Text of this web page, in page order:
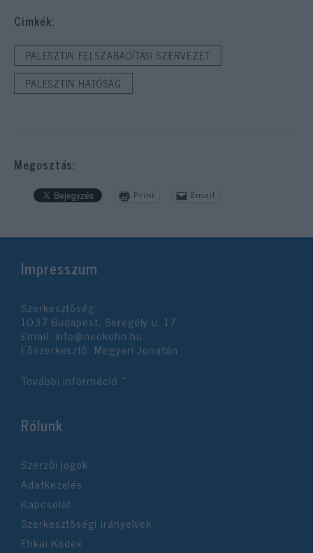
Cimkék:
PALESZTIN FELSZABADÍTÁSI SZERVEZET
PALESZTIN HATÓSÁG
Megosztás:
Print Email
Impresszum
Szerkesztőség:
1037 Budapest, Seregély u. 17.
Email: info@neokohn.hu
Főszerkesztő: Megyeri Jonatán
További információ »
Rólunk
Szerzői jogok
Adatkezelés
Kapcsolat
Szerkesztőségi irányelvek
Etikai Kódex